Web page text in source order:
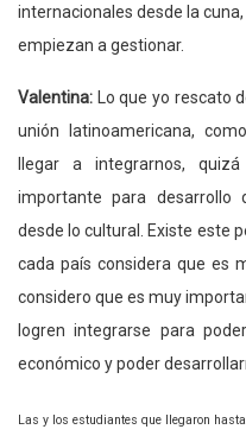
internacionales desde la
empiezan a gestionar.
Valentina: Lo que yo rescato
unión latinoamericana,
llegar a integrarnos,
importante para desarrollo
desde lo cultural. Existe este
cada país considera que es
considero que es muy
logren integrarse para
económico y poder
Las y los estudiantes que llegaron